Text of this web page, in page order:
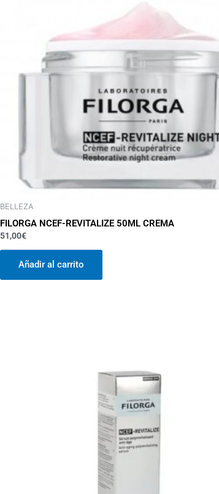
BELLEZA
FILORGA NCEF-REVITALIZE 50ML CREMA
51,00€
Añadir al carrito